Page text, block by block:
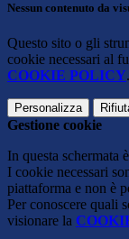
Nessun contenuto da
Questo sito o gli
cookie necessari al
COOKIE POLICY.
Personalizza
Gestione cookie
In questa schermata
I cookie necessari
piattaforma e non è
Per conoscere quali
visionare la